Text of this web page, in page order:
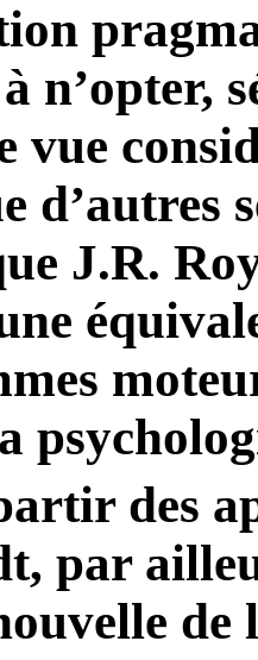
n’opter,
vue
J.R.
des
par
de